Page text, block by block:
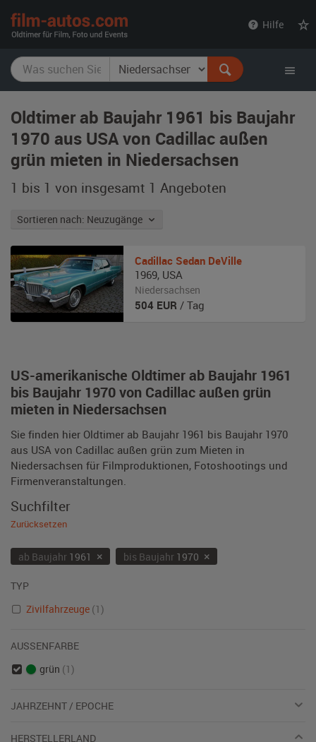
Hilfe
Oldtimer ab Baujahr 1961 bis Baujahr
1970 aus USA von Cadillac außen
grün mieten in Niedersachsen
1 bis 1 von insgesamt 1 Angeboten
Sortieren nach: Neuzugänge
US-amerikanische Oldtimer ab Baujahr 1961
bis Baujahr 1970 von Cadillac außen grün
mieten in Niedersachsen
Sie finden hier Oldtimer ab Baujahr 1961 bis Baujahr 1970
aus USA von Cadillac außen grün zum Mieten in
Niedersachsen für Filmproduktionen, Fotoshootings und
Firmenveranstaltungen.
Cadillac Sedan DeVille
1969, USA
Niedersachsen
504 EUR / Tag
Suchfilter
Zurücksetzen
ab Baujahr1961 × bis Baujahr1970 ×
TYP
Zivilfahrzeuge (1)
AUSSENFARBE
grün (1)
JAHRZEHNT / EPOCHE
HERSTELLERLAND